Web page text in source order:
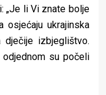
„Je li Vi znate bolje
ukrajinska
dječije izbjeglištvo.
su počeli